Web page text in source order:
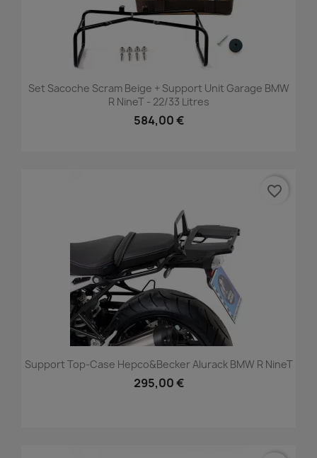
Set Sacoche Scram Beige + Support Unit Garage BMW
R NineT - 22/33 Litres
584,00 €
Support Top-Case Hepco&Becker Alurack BMW R NineT
295,00 €
favorite_border